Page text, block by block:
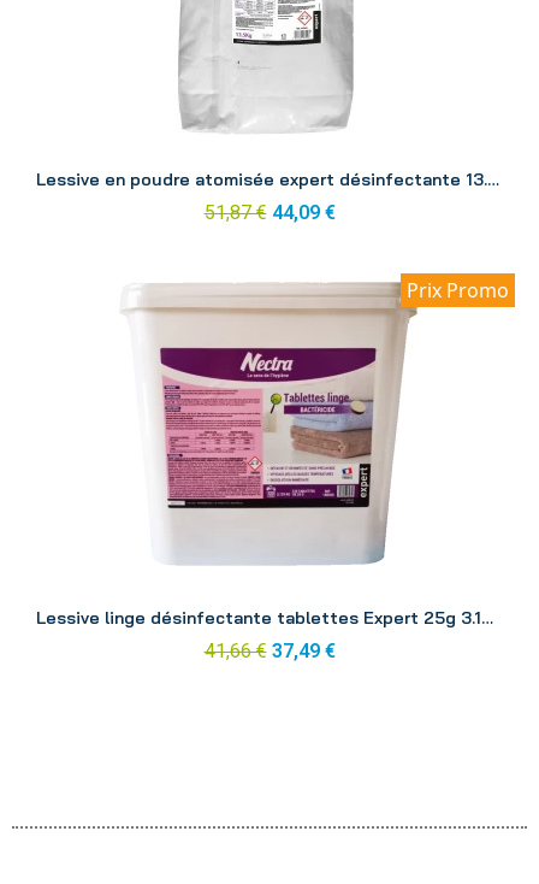
Lessive en poudre atomisée expert désinfectante 13.5kg
51,87 € 44,09 €
Prix Promo
Lessive linge désinfectante tablettes Expert 25g 3.125kg
41,66 € 37,49 €